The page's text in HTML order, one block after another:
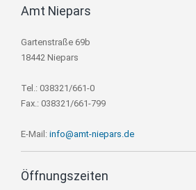
Amt Niepars
Gartenstraße 69b
18442 Niepars
Tel.: 038321/661-0
Fax.: 038321/661-799
E-Mail: info@amt-niepars.de
Öffnungszeiten